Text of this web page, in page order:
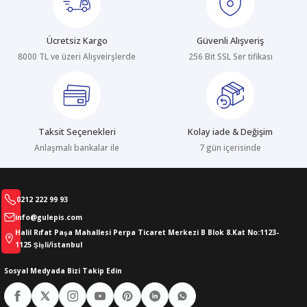
Bu ürüne benzer farklı alternatifler olmalı.
Ücretsiz Kargo
8000 TL ve üzeri Alışveirşlerde
Güvenli Alışveriş
256 Bit SSL Ser tifikası
Taksit Seçenekleri
Anlaşmalı bankalar ile
Kolay iade & Değişim
7 gün içerisinde
0212 222 99 93
info@gulepis.com
Halil Rıfat Paşa Mahallesi Perpa Ticaret Merkezi B Blok 8.Kat No:1123-
1125 Şişli/İstanbul
Sosyal Medyada Bizi Takip Edin